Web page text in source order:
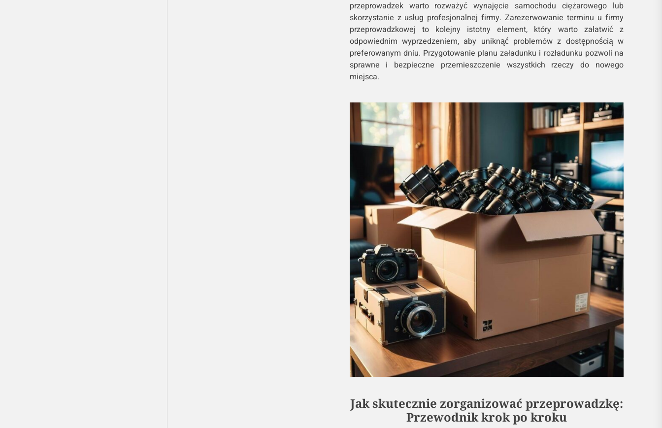
przeprowadzek warto rozważyć wynajęcie samochodu ciężarowego lub
skorzystanie z usług profesjonalnej firmy. Zarezerwowanie terminu u firmy
przeprowadzkowej to kolejny istotny element, który warto załatwić z
odpowiednim wyprzedzeniem, aby uniknąć problemów z dostępnością w
preferowanym dniu. Przygotowanie planu załadunku i rozładunku pozwoli na
sprawne i bezpieczne przemieszczenie wszystkich rzeczy do nowego
miejsca.
Jak skutecznie zorganizować przeprowadzkę:
Przewodnik krok po kroku